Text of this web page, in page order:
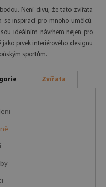
Není divu, že tato zvířata
inspirací pro mnoho umělců.
ideálním návrhem nejen pro
prvek interiérového designu
sportům.
Zvířata